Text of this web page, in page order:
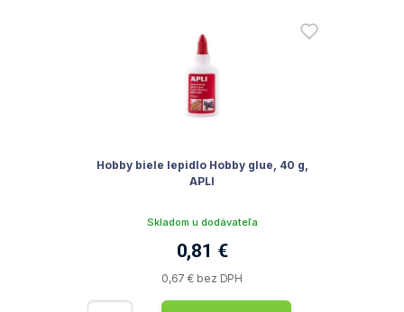
Hobby biele lepidlo Hobby glue, 40 g,
APLI
Skladom u dodávateľa
0,81 €
0,67 € bez DPH